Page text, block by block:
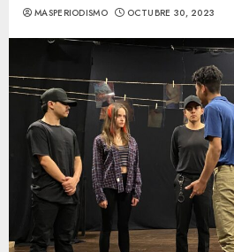
MASPERIODISMO OCTUBRE 30, 2023